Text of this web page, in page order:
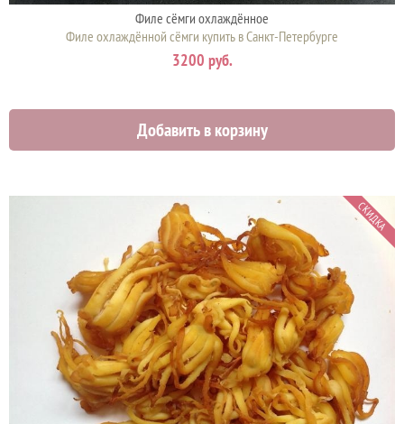
Филе сёмги охлаждённое
Филе охлаждённой сёмги купить в Санкт-Петербурге
3200 руб.
Добавить в корзину
СКИДКА